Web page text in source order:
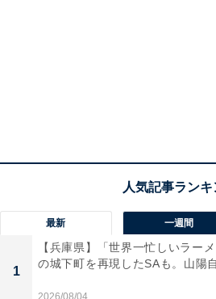
最新 一週間
1
【兵庫県】「世界一忙しいラー
の城下町を再現したSAも。山陽